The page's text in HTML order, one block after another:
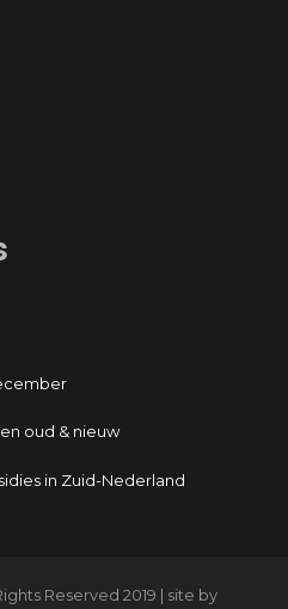
oud & nieuw
in Zuid-Nederland
Reserved 2019 | site by